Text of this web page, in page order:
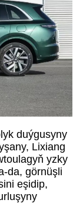
duýgusyny
Lixiang
yzky
da, görnüşli
eşidip,